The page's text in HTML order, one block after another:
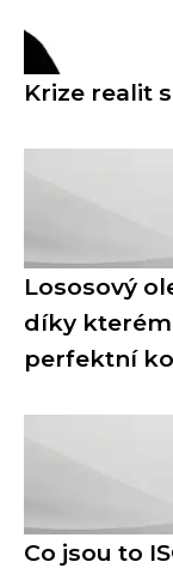
Krize realit
Lososový
díky
perfektní
Co jsou to